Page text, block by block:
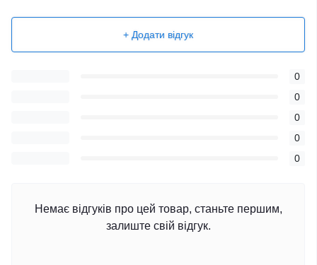
+ Додати відгук
0
0
0
0
0
Немає відгуків про цей товар, станьте першим,
залиште свій відгук.